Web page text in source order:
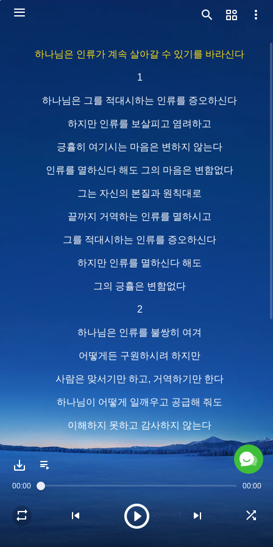
하나님은 인류가 계속 살아갈 수 있기를 바라신다
1
하나님은 그를 적대시하는 인류를 증오하신다
하지만 인류를 보살피고 염려하고
긍휼히 여기시는 마음은 변하지 않는다
인류를 멸하신다 해도 그의 마음은 변함없다
그는 자신의 본질과 원칙대로
끝까지 거역하는 인류를 멸하시고
그를 적대시하는 인류를 증오하신다
하지만 인류를 멸하신다 해도
그의 긍휼은 변함없다
2
하나님은 인류를 불쌍히 여겨
어떻게든 구원하시려 하지만
사람은 맞서기만 하고, 거역하기만 한다
하나님이 어떻게 일깨우고 공급해 줘도
이해하지 못하고 감사하지 않는다
하나님은 최대한 관용을 베풀면서
인류를 멸하려 하실 때부터 멸하시기까지
00:00 00:00